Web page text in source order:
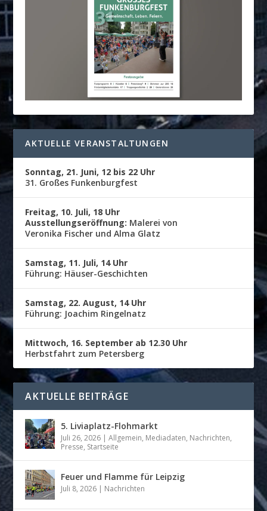
AKTUELLE VERANSTALTUNGEN
Sonntag, 21. Juni, 12 bis 22 Uhr
31. Großes Funkenburgfest
Freitag, 10. Juli, 18 Uhr
Ausstellungseröffnung: Malerei von
Veronika Fischer und Alma Glatz
Samstag, 11. Juli, 14 Uhr
Führung: Häuser-Geschichten
Samstag, 22. August, 14 Uhr
Führung: Joachim Ringelnatz
Mittwoch, 16. September ab 12.30 Uhr
Herbstfahrt zum Petersberg
AKTUELLE BEITRÄGE
5. Liviaplatz-Flohmarkt
Juli 26, 2026 |Allgemein, Mediadaten, Nachrichten,
Presse, Startseite
Feuer und Flamme für Leipzig
Juli 8, 2026 | Nachrichten